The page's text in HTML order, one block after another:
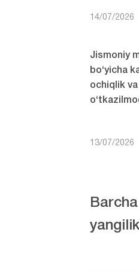
14/07/2026
Jismoniy
bo‘yicha
ochiqlik
13/07/2026
Barcha